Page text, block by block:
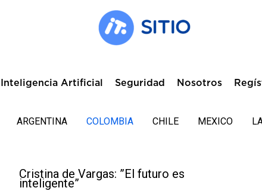
Inteligencia Artificial Seguridad Nosotros
ARGENTINA COLOMBIA CHILE MEXICO
Cristina de Vargas: ”El futuro es
inteligente”